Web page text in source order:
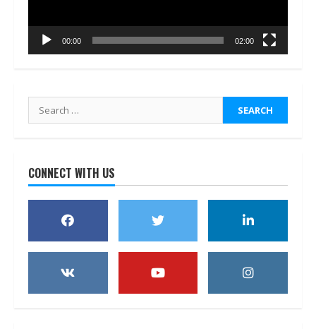
00:00 02:00
Search
for:
CONNECT WITH US